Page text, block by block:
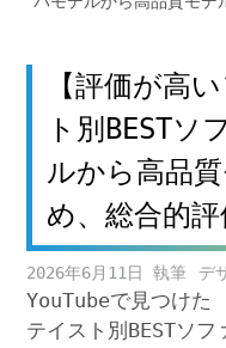
【評価が高
ト別BESTソ
ルから高品
め、総合的
2026年6月11日 デ
YouTubeで見つけた
テイスト別BESTソ